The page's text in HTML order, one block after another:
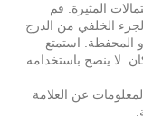
المثيرة. قم
الخلفي من الدرج
المحفظة. استمتع
لا ينصح باستخدامه
عن العلامة